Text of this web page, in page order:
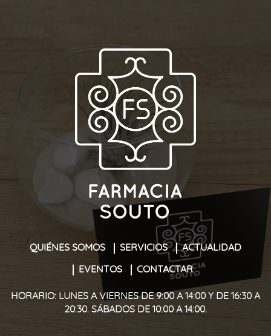
QUIÉNES SOMOS SERVICIOS ACTUALIDAD
EVENTOS CONTACTAR
HORARIO: LUNES A VIERNES DE 9:00 A 14:00 Y DE 16:30 A
20:30. SÁBADOS DE 10:00 A 14:00.